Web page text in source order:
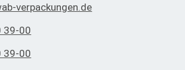
verpackungen.de
39-00
39-00